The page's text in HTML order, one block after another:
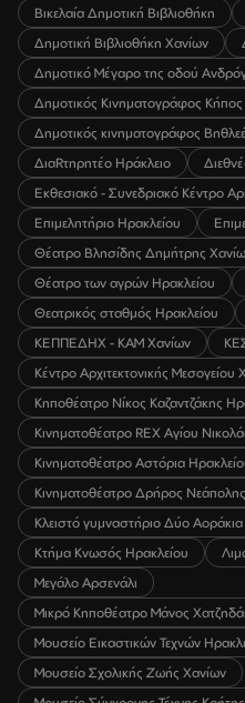
Βικελαία Δημοτική Βιβλιοθήκη
Δημοτική Βιβλιοθήκη Χανίων
Δημοτικό Μέγαρο της οδού
Δημοτικός Κινηματογράφος
Δημοτικός κινηματογράφος
ΔιαRτηρητέο Ηράκλειο
Εκθεσιακό - Συνεδριακό Κέντρο
Επιμελητήριο Ηρακλείου
Θέατρο Βλησίδης Δημήτρης
Θέατρο των αγρών Ηρακλείου
Θεατρικός σταθμός Ηρακλείου
ΚΕΠΠΕΔΗΧ - ΚΑΜ Χανίων
Κέντρο Αρχιτεκτονικής Μεσογείου
Κηποθέατρο Νίκος Καζαντζάκης
Κινηματοθέατρο REX Αγίου
Κινηματοθέατρο Αστόρια
Κινηματοθέατρο Δρήρος Νεάπολης
Κλειστό γυμναστήριο Δύο
Κτήμα Κνωσός Ηρακλείου
Μεγάλο Αρσενάλι
Μικρό Κηποθέατρο Μάνος
Μουσείο Εικαστικών Τεχνών
Μουσείο Σχολικής Ζωής Χανίων